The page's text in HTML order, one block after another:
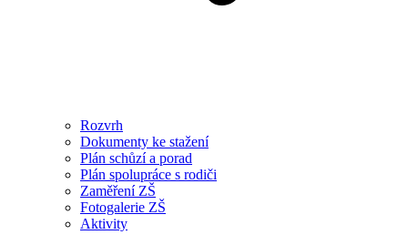
Rozvrh
Dokumenty ke stažení
Plán schůzí a porad
Plán spolupráce s rodiči
Zaměření ZŠ
Fotogalerie ZŠ
Aktivity